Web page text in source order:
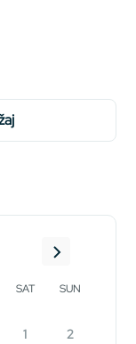
SAT SUN
1 2